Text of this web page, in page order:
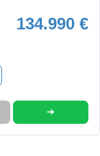
134.990 €
➜